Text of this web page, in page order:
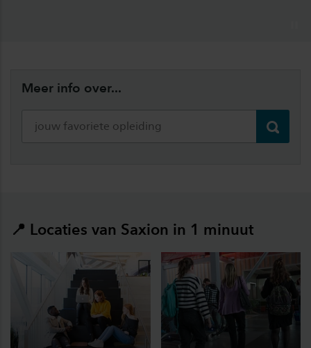
Meer info over...
📍 Locaties van Saxion in 1 minuut